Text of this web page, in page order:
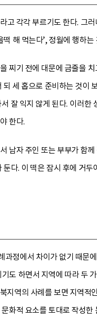
고 각각 부르기도 한다. 그
해 먹는다’, 정월에 행하는
찌기 전에 대문에 금줄을
세 홉으로 준비하는 것이
잘 익지 않게 된다. 이러한
한다.
남자 주인 또는 부부가 함
다. 이 떡은 잠시 후에 거
정에서 차이가 없기 때문
도 하면서 지역에 따라 두
역의 사례를 보면 지역적
화적 요소를 토대로 작성